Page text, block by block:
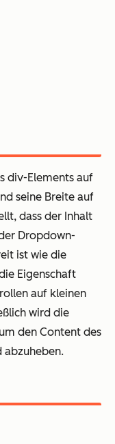
div-Elements auf
seine Breite auf
dass der Inhalt
Dropdown-
ist wie die
Eigenschaft
auf kleinen
wird die
den Content des
abzuheben.